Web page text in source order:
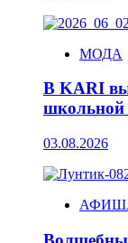
МОДА
В KARI
03.08.2026